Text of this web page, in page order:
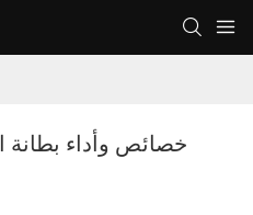
خصائص وأداء بطانة